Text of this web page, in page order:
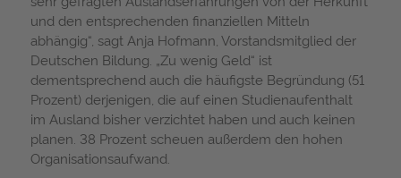
und den entsprechenden finanziellen Mitteln
abhängig“, sagt Anja Hofmann, Vorstandsmitglied der
Deutschen Bildung. „Zu wenig Geld“ ist
dementsprechend auch die häufigste Begründung (51
Prozent) derjenigen, die auf einen Studienaufenthalt
im Ausland bisher verzichtet haben und auch keinen
planen. 38 Prozent scheuen außerdem den hohen
Organisationsaufwand.